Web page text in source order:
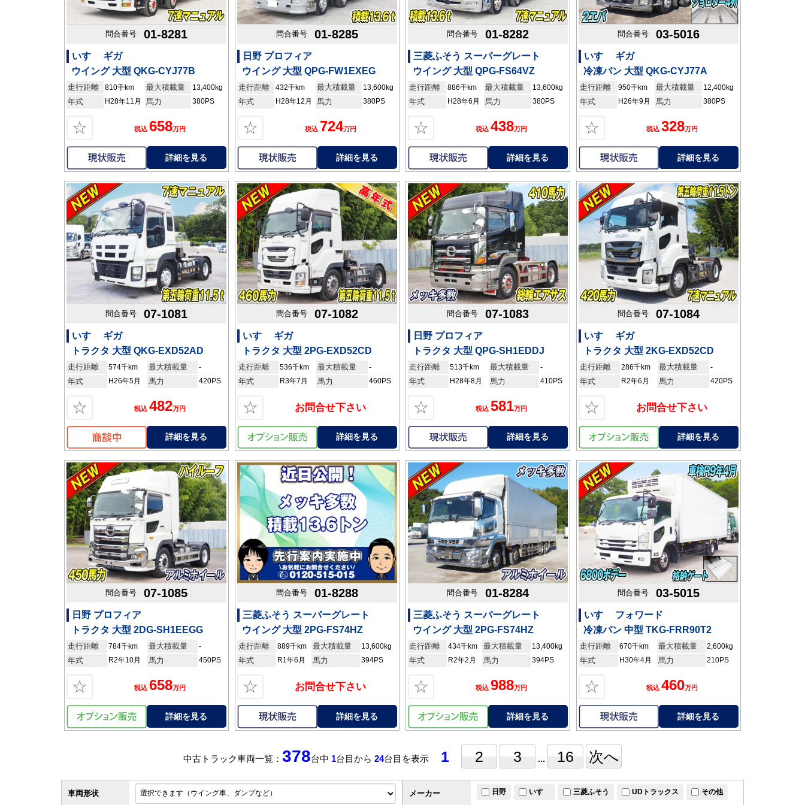
問合番号 01-8281
いすゞ ギガ
ウイング 大型 QKG-CYJ77B
走行距離 810千km 最大積載量 13,400kg
年式 H28年11月 馬力 380PS
☆ 税込 658万円
詳細を見る
問合番号 01-8285
日野 プロフィア
ウイング 大型 QPG-FW1EXEG
走行距離 432千km 最大積載量 13,600kg
年式 H28年12月 馬力 380PS
☆ 税込 724万円
詳細を見る
問合番号 01-8282
三菱ふそう スーパーグレート
ウイング 大型 QPG-FS64VZ
走行距離 886千km 最大積載量 13,600kg
年式 H28年6月 馬力 380PS
☆ 税込 438万円
詳細を見る
問合番号 03-5016
いすゞ ギガ
冷凍バン 大型 QKG-CYJ77A
走行距離 950千km 最大積載量 12,400kg
年式 H26年9月 馬力 380PS
☆ 税込 328万円
詳細を見る
問合番号 07-1081
いすゞ ギガ
トラクタ 大型 QKG-EXD52AD
走行距離 574千km 最大積載量 -
年式 H26年5月 馬力 420PS
☆ 税込 482万円
詳細を見る
問合番号 07-1082
いすゞ ギガ
トラクタ 大型 2PG-EXD52CD
走行距離 536千km 最大積載量 -
年式 R3年7月 馬力 460PS
☆ お問合せ下さい
詳細を見る
問合番号 07-1083
日野 プロフィア
トラクタ 大型 QPG-SH1EDDJ
走行距離 513千km 最大積載量 -
年式 H28年8月 馬力 410PS
☆ 税込 581万円
詳細を見る
問合番号 07-1084
いすゞ ギガ
トラクタ 大型 2KG-EXD52CD
走行距離 286千km 最大積載量 -
年式 R2年6月 馬力 420PS
☆ お問合せ下さい
詳細を見る
問合番号 07-1085
日野 プロフィア
トラクタ 大型 2DG-SH1EEGG
走行距離 784千km 最大積載量 -
年式 R2年10月 馬力 450PS
☆ 税込 658万円
詳細を見る
問合番号 01-8288
三菱ふそう スーパーグレート
ウイング 大型 2PG-FS74HZ
走行距離 889千km 最大積載量 13,600kg
年式 R1年6月 馬力 394PS
☆ お問合せ下さい
詳細を見る
問合番号 01-8284
三菱ふそう スーパーグレート
ウイング 大型 2PG-FS74HZ
走行距離 434千km 最大積載量 13,400kg
年式 R2年2月 馬力 394PS
☆ 税込 988万円
詳細を見る
問合番号 03-5015
いすゞ フォワード
冷凍バン 中型 TKG-FRR90T2
走行距離 670千km 最大積載量 2,600kg
年式 H30年4月 馬力 210PS
☆ 税込 460万円
詳細を見る
中古トラック車両一覧： 378台中 1台目から 24台目を表示 1 2 3 ... 16 次へ
車両形状 メーカー 日野 いすゞ 三菱ふそう UDトラックス その他